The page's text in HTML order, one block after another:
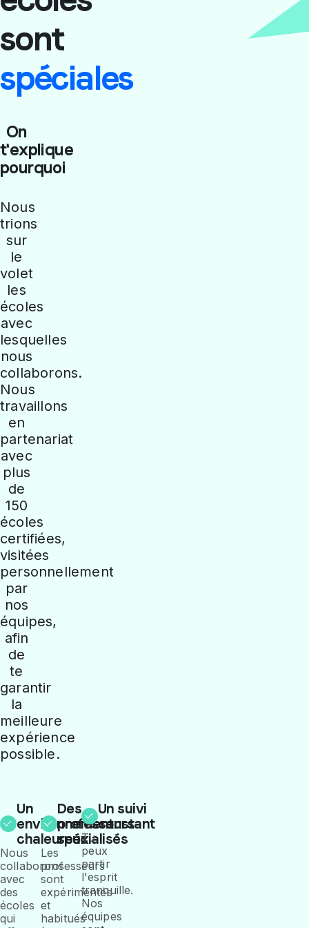
sont
spéciales
On
t'explique
pourquoi
Nous
trions
sur
le
volet
les
écoles
avec
lesquelles
nous
collaborons.
Nous
travaillons
en
partenariat
avec
plus
de
150
écoles
certifiées,
visitées
personnellement
par
nos
équipes,
afin
de
te
garantir
la
meilleure
expérience
possible.
Un
environnement
chaleureux
Nous
collaborons
avec
des
écoles
qui
Des
professeurs
spécialisés
Les
professeurs
sont
expérimentés
et
habitués
Un suivi
constant
Tu
peux
partir
l'esprit
tranquille.
Nos
équipes